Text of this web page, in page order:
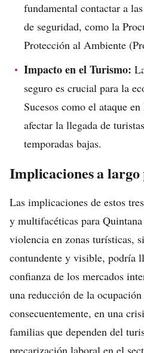
fundamental contactar a
de seguridad, como la
Protección al Ambiente
Impacto en el Turismo:
seguro es crucial para la
Sucesos como el ataque
afectar la llegada de
temporadas bajas.
Implicaciones a largo
Las implicaciones de estos
y multifacéticas para
violencia en zonas turísticas,
contundente y visible, podría
confianza de los mercados
una reducción de la
consecuentemente, en una
familias que dependen del
precarización laboral en el